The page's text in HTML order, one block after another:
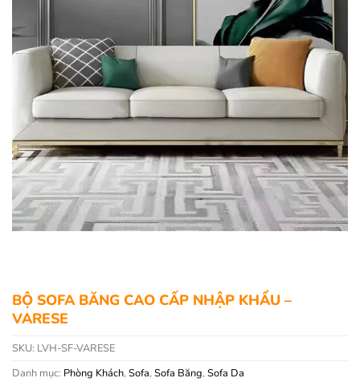
BỘ SOFA BĂNG CAO CẤP NHẬP KHẨU –
VARESE
SKU: LVH-SF-VARESE
Danh mục: Phòng Khách, Sofa, Sofa Băng, Sofa Da